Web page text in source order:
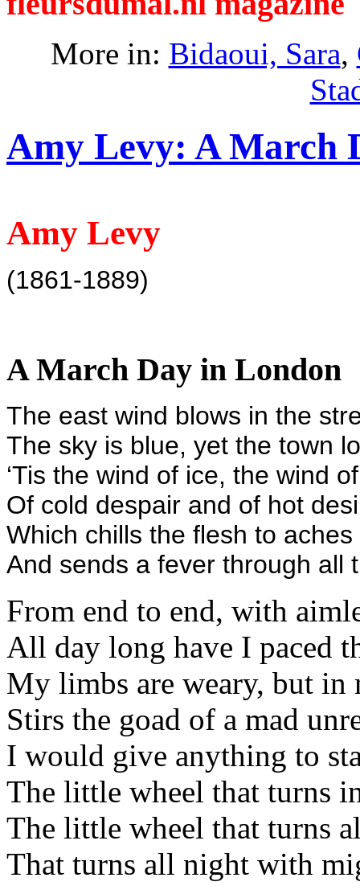
More in: Bidaoui, Sara,
Amy Levy: A March
Amy Levy
(1861-1889)
A March Day in London
The east wind blows in the
The sky is blue, yet the town
‘Tis the wind of ice, the wind
Of cold despair and of hot
Which chills the flesh to
And sends a fever through all
From end to end, with
All day long have I paced
My limbs are weary, but in
Stirs the goad of a mad
I would give anything to
The little wheel that turns
The little wheel that turns
That turns all night with